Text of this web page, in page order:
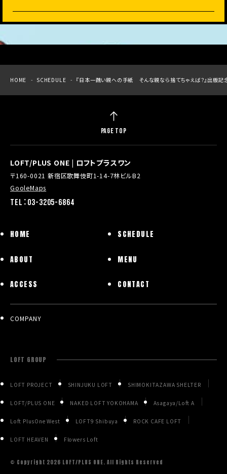
HOME SCHEDULE 『日本一醜い親への手紙 そんな親なら捨てちゃえば？』出版記
LOFT/PLUS ONE | ロフトプラスワン
〒160-0021 新宿区歌舞伎町1-14-7林ビルB2
GooleMaps
TEL：03-3205-6864
HOME SCHEDULE
ABOUT MENU
ACCESS CONTACT
COMPANY
LOFT GROUP
LOFT PROJECT SHINJUKU LOFT SHIMOKITAZAWA SHELTER
LOFT/PLUS ONE NAKED LOFT YOKOHAMA Asagaya/Loft A
Loft PlusOne West LOFT9 Shibuya ROCK CAFE LOFT
LOFT HEAVEN Flowers Loft
© Copyright 2026 LOFT/PLUS ONE. All Rights Reserved
PAGE TOP